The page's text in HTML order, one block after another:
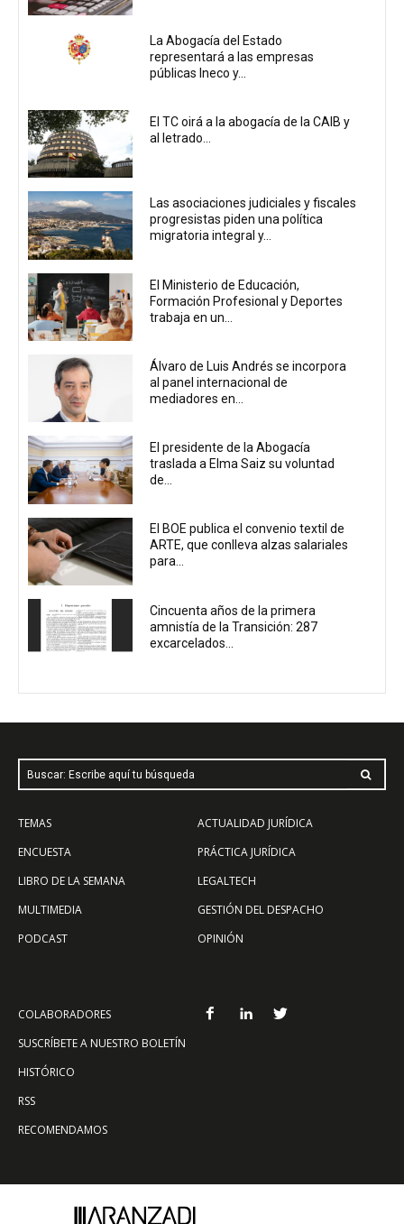
La Abogacía del Estado
representará a las empresas
públicas Ineco y...
El TC oirá a la abogacía de la CAIB y
al letrado...
Las asociaciones judiciales y fiscales
progresistas piden una política
migratoria integral y...
El Ministerio de Educación,
Formación Profesional y Deportes
trabaja en un...
Álvaro de Luis Andrés se incorpora
al panel internacional de
mediadores en...
El presidente de la Abogacía
traslada a Elma Saiz su voluntad
de...
El BOE publica el convenio textil de
ARTE, que conlleva alzas salariales
para...
Cincuenta años de la primera
amnistía de la Transición: 287
excarcelados...
Buscar: Escribe aquí tu búsqueda
TEMAS
ENCUESTA
LIBRO DE LA SEMANA
MULTIMEDIA
PODCAST
ACTUALIDAD JURÍDICA
PRÁCTICA JURÍDICA
LEGALTECH
GESTIÓN DEL DESPACHO
OPINIÓN
COLABORADORES
SUSCRÍBETE A NUESTRO BOLETÍN
HISTÓRICO
RSS
RECOMENDAMOS